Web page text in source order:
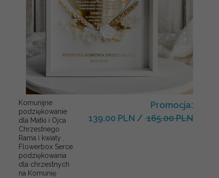
Komunijne
podziękowanie
dla Matki i Ojca
Chrzestnego
Rama i kwiaty ,
Flowerbox Serce
podziękowania
dla chrzestnych
na Komunię
Promocja:
139.00 PLN / 165.00 PLN